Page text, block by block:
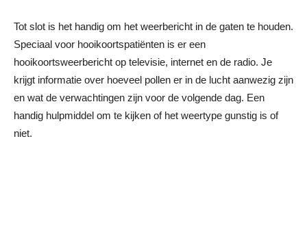
Tot slot is het handig om het weerbericht in de gaten te houden.
Speciaal voor hooikoortspatiënten is er een
hooikoortsweerbericht op televisie, internet en de radio. Je
krijgt informatie over hoeveel pollen er in de lucht aanwezig zijn
en wat de verwachtingen zijn voor de volgende dag. Een
handig hulpmiddel om te kijken of het weertype gunstig is of
niet.